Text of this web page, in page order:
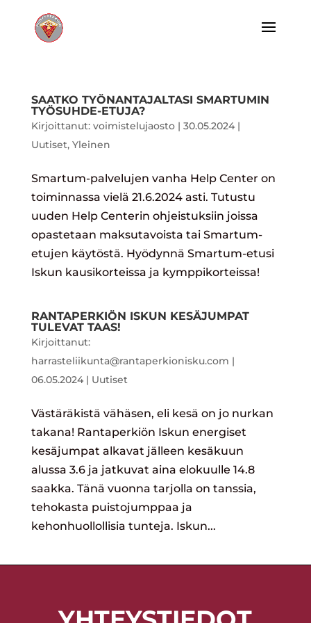
SAATKO TYÖNANTAJALTASI SMARTUMIN
TYÖSUHDE-ETUJA?
Kirjoittanut: voimistelujaosto| 30.05.2024|
Uutiset, Yleinen
Smartum-palvelujen vanha Help Center on
toiminnassa vielä 21.6.2024 asti. Tutustu
uuden Help Centerin ohjeistuksiin joissa
opastetaan maksutavoista tai Smartum-
etujen käytöstä. Hyödynnä Smartum-etusi
Iskun kausikorteissa ja kymppikorteissa!
RANTAPERKIÖN ISKUN KESÄJUMPAT
TULEVAT TAAS!
Kirjoittanut:
harrasteliikunta@rantaperkionisku.com |
06.05.2024| Uutiset
Västäräkistä vähäsen, eli kesä on jo nurkan
takana! Rantaperkiön Iskun energiset
kesäjumpat alkavat jälleen kesäkuun
alussa 3.6 ja jatkuvat aina elokuulle 14.8
saakka. Tänä vuonna tarjolla on tanssia,
tehokasta puistojumppaa ja
kehonhuollollisia tunteja. Iskun...